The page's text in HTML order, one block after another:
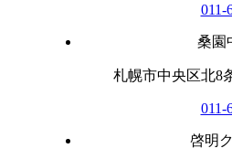
011-
桑園
札幌市中央区北8
011-
啓明